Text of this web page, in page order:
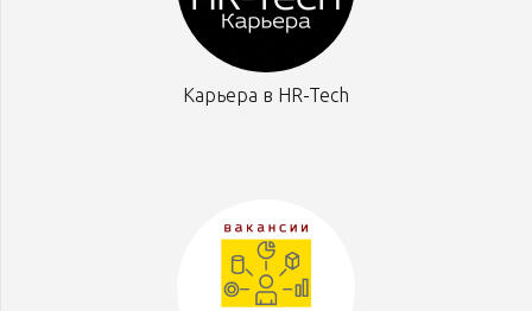
Карьера в HR-Tech